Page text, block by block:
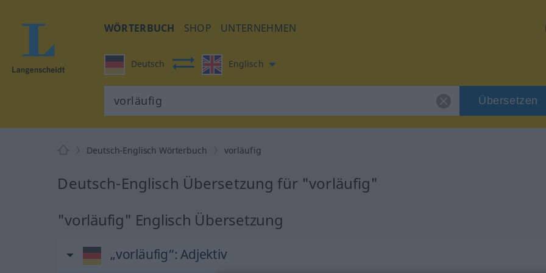
WÖRTERBUCH SHOP UNTERNEHMEN
Deutsch Englisch
Übersetzen
Deutsch-Englisch Wörterbuch vorläufig
Deutsch-Englisch Übersetzung für "vorläufig"
"vorläufig" Englisch Übersetzung
„vorläufig“: Adjektiv